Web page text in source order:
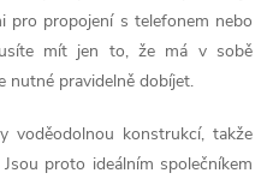
pro propojení s telefonem nebo
mít jen to, že má v sobě
nutné pravidelně dobíjet.
voděodolnou konstrukcí, takže
proto ideálním společníkem